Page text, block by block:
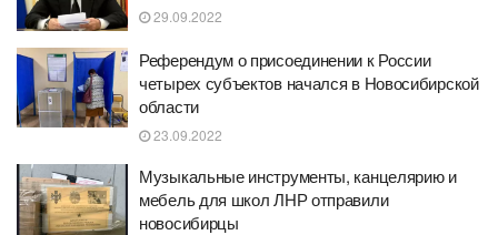
29.09.2022
Референдум о присоединении к России
четырех субъектов начался в Новосибирской
области
23.09.2022
Музыкальные инструменты, канцелярию и
мебель для школ ЛНР отправили
новосибирцы